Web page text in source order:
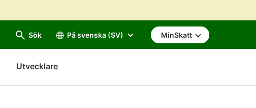
Sök På svenska (SV) MinSkatt
Utvecklare